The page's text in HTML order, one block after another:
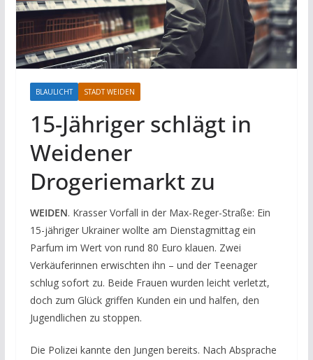
BLAULICHT STADT WEIDEN
15-Jähriger schlägt in
Weidener
Drogeriemarkt zu
WEIDEN. Krasser Vorfall in der Max-Reger-Straße: Ein
15-jähriger Ukrainer wollte am Dienstagmittag ein
Parfum im Wert von rund 80 Euro klauen. Zwei
Verkäuferinnen erwischten ihn – und der Teenager
schlug sofort zu. Beide Frauen wurden leicht verletzt,
doch zum Glück griffen Kunden ein und halfen, den
Jugendlichen zu stoppen.
Die Polizei kannte den Jungen bereits. Nach Absprache